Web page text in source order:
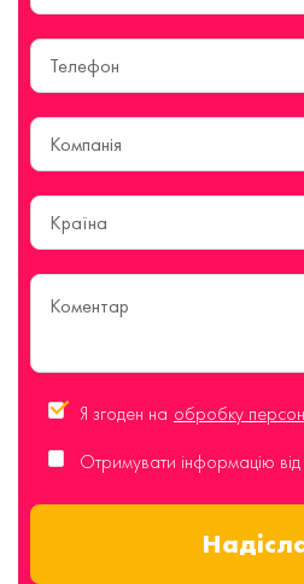
Країна
Я згоден на обробку
Отримувати інформацію